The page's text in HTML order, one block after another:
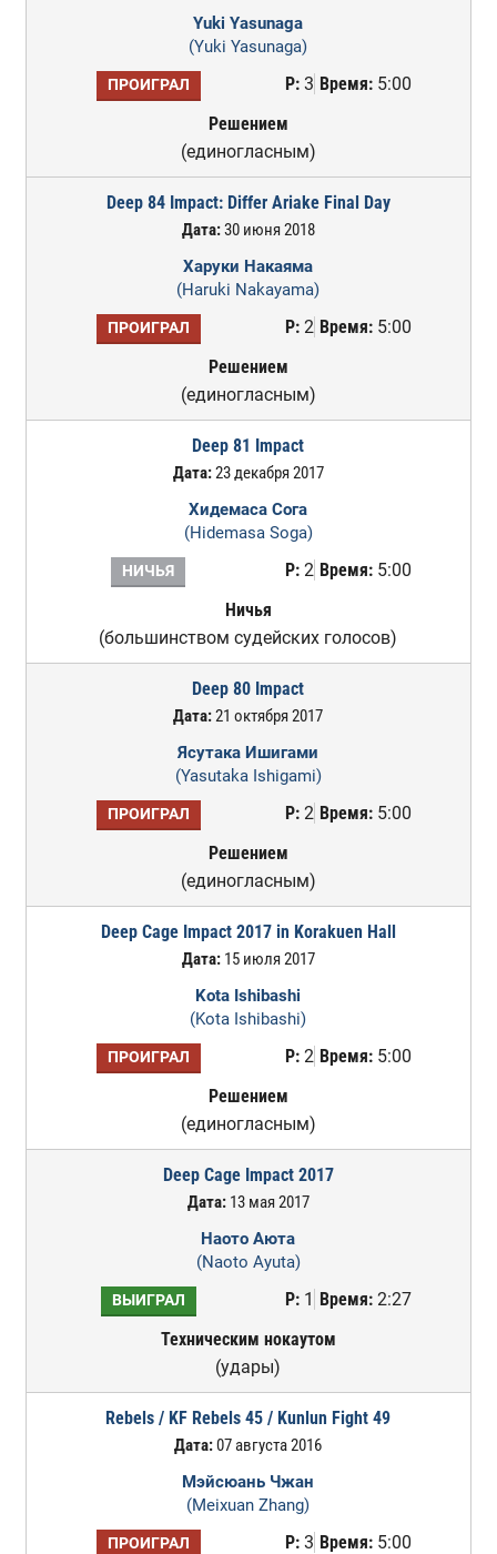
Yuki Yasunaga
(Yuki Yasunaga)
ПРОИГРАЛ Р:3 Время:5:00
Решением
(единогласным)
Deep 84 Impact: Differ Ariake Final Day
Дата:30 июня 2018
Харуки Накаяма
(Haruki Nakayama)
ПРОИГРАЛ Р:2 Время:5:00
Решением
(единогласным)
Deep 81 Impact
Дата:23 декабря 2017
Хидемаса Сога
(Hidemasa Soga)
НИЧЬЯ Р:2 Время:5:00
Ничья
(большинством судейских голосов)
Deep 80 Impact
Дата:21 октября 2017
Ясутака Ишигами
(Yasutaka Ishigami)
ПРОИГРАЛ Р:2 Время:5:00
Решением
(единогласным)
Deep Cage Impact 2017 in Korakuen Hall
Дата:15 июля 2017
Kota Ishibashi
(Kota Ishibashi)
ПРОИГРАЛ Р:2 Время:5:00
Решением
(единогласным)
Deep Cage Impact 2017
Дата:13 мая 2017
Наото Аюта
(Naoto Ayuta)
ВЫИГРАЛ Р:1 Время:2:27
Техническим нокаутом
(удары)
Rebels / KF Rebels 45 / Kunlun Fight 49
Дата:07 августа 2016
Мэйсюань Чжан
(Meixuan Zhang)
ПРОИГРАЛ Р:3 Время:5:00